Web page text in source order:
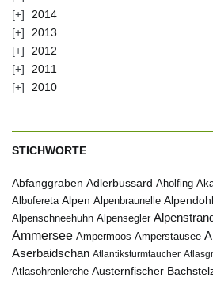
2014
2013
2012
2011
2010
STICHWORTE
Abfanggraben Adlerbussard Aholfing
Albufereta Alpen Alpenbraunelle
Alpenschneehuhn Alpensegler
Ammersee Ampermoos Amperstausee
Aserbaidschan Atlantiksturmtaucher
Atlasohrenlerche Austernfischer